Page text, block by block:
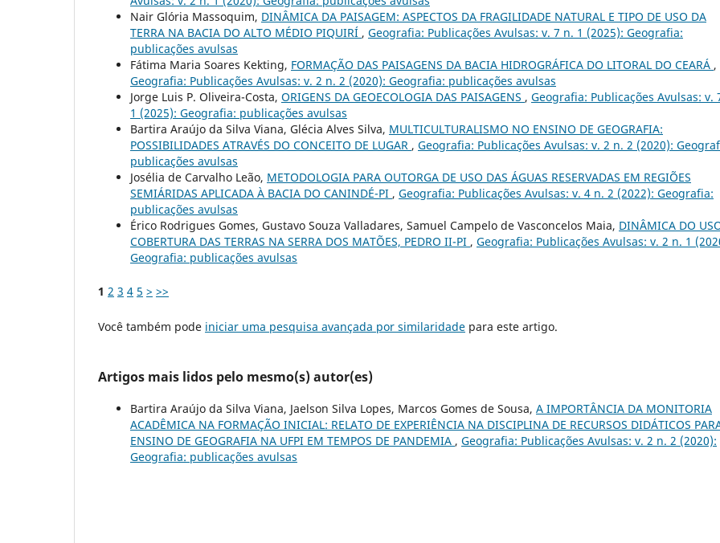
Nair Glória Massoquim, DINÂMICA DA PAISAGEM: ASPECTOS DA FRAGILIDADE NATURAL E TIPO DE USO DA
TERRA NA BACIA DO ALTO MÉDIO PIQUIRÍ , Geografia: Publicações Avulsas: v. 7 n. 1 (2025): Geografia:
publicações avulsas
Fátima Maria Soares Kekting, FORMAÇÃO DAS PAISAGENS DA BACIA HIDROGRÁFICA DO LITORAL DO CEARÁ ,
Geografia: Publicações Avulsas: v. 2 n. 2 (2020): Geografia: publicações avulsas
Jorge Luis P. Oliveira-Costa, ORIGENS DA GEOECOLOGIA DAS PAISAGENS , Geografia: Publicações Avulsas: v.
1 (2025): Geografia: publicações avulsas
Bartira Araújo da Silva Viana, Glécia Alves Silva, MULTICULTURALISMO NO ENSINO DE GEOGRAFIA:
POSSIBILIDADES ATRAVÉS DO CONCEITO DE LUGAR , Geografia: Publicações Avulsas: v. 2 n. 2 (2020):
publicações avulsas
Josélia de Carvalho Leão, METODOLOGIA PARA OUTORGA DE USO DAS ÁGUAS RESERVADAS EM REGIÕES
SEMIÁRIDAS APLICADA À BACIA DO CANINDÉ-PI , Geografia: Publicações Avulsas: v. 4 n. 2 (2022): Geografia:
publicações avulsas
Érico Rodrigues Gomes, Gustavo Souza Valladares, Samuel Campelo de Vasconcelos Maia, DINÂMICA DO
COBERTURA DAS TERRAS NA SERRA DOS MATÕES, PEDRO II-PI , Geografia: Publicações Avulsas: v. 2 n. 1
Geografia: publicações avulsas
1 2 3 4 5 > >>
Você também pode iniciar uma pesquisa avançada por similaridade para este artigo.
Artigos mais lidos pelo mesmo(s) autor(es)
Bartira Araújo da Silva Viana, Jaelson Silva Lopes, Marcos Gomes de Sousa, A IMPORTÂNCIA DA MONITORIA
ACADÊMICA NA FORMAÇÃO INICIAL: RELATO DE EXPERIÊNCIA NA DISCIPLINA DE RECURSOS DIDÁTICOS
ENSINO DE GEOGRAFIA NA UFPI EM TEMPOS DE PANDEMIA , Geografia: Publicações Avulsas: v. 2 n. 2 (2020):
Geografia: publicações avulsas